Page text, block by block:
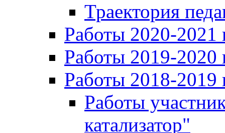
Траектория
Работы 2020-2021
Работы 2019-2020
Работы 2018-2019
Работы
катализатор"